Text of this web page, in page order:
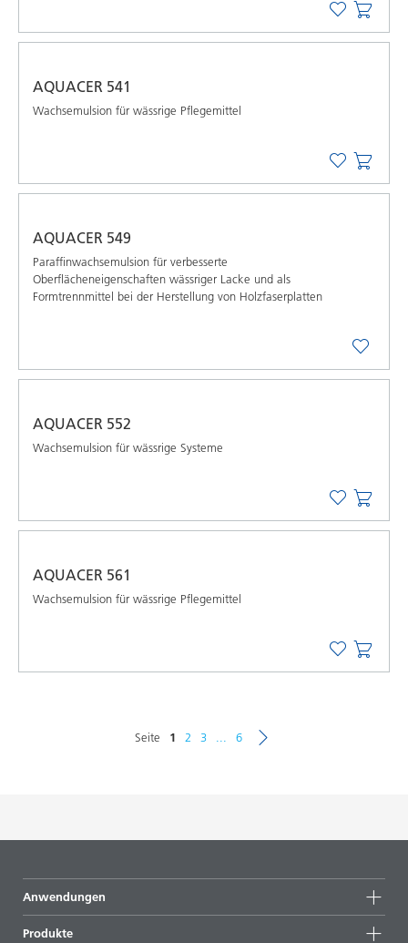
AQUACER 541
Wachsemulsion für wässrige Pflegemittel
AQUACER 549
Paraffinwachsemulsion für verbesserte
Oberflächeneigenschaften wässriger Lacke und als
Formtrennmittel bei der Herstellung von Holzfaserplatten
AQUACER 552
Wachsemulsion für wässrige Systeme
AQUACER 561
Wachsemulsion für wässrige Pflegemittel
Seite 1 2 3 6
Anwendungen
Produkte